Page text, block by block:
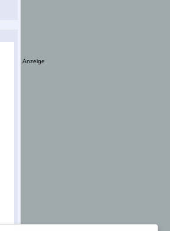
Anzeige